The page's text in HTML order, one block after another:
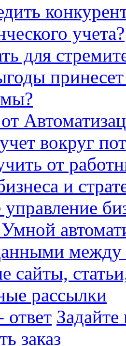
учета?
для
вокруг
от
и
между
сайты,
рассылки
заказ